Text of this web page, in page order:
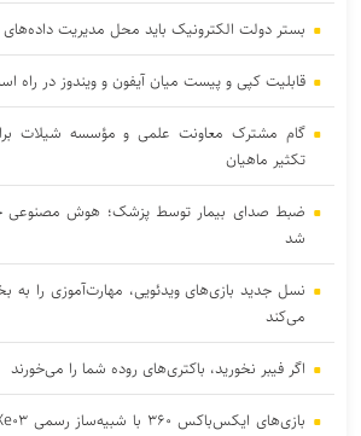
بستر دولت الکترونیک باید محل مدیریت
قابلیت کپی و پیست میان آیفون و ویندوز در راه
گام مشترک معاونت علمی و مؤسسه شیلات
تکثیر ماهیان
ضبط صدای بیمار توسط پزشک؛ هوش مصنوعی
شد
نسل جدید بازی‌های ویدئویی، مهارت‌آموزی را به
می‌کند
اگر فیبر نخورید، باکتری‌های روده شما را می‌خورند